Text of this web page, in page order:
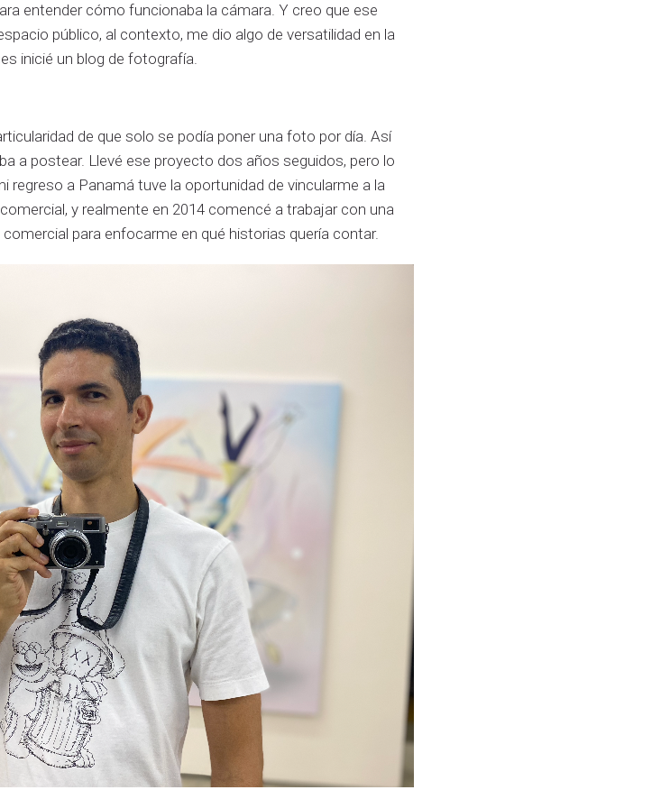
entender cómo funcionaba la cámara. Y creo que ese
público, al contexto, me dio algo de versatilidad en la
inicié un blog de fotografía.
de que solo se podía poner una foto por día. Así
a postear. Llevé ese proyecto dos años seguidos, pero lo
regreso a Panamá tuve la oportunidad de vincularme a la
y realmente en 2014 comencé a trabajar con una
para enfocarme en qué historias quería contar.